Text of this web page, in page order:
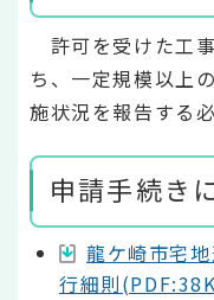
許可を受けた工
ち、一定規模以上
施状況を報告する
申請手続き
龍ケ崎市宅
行細則